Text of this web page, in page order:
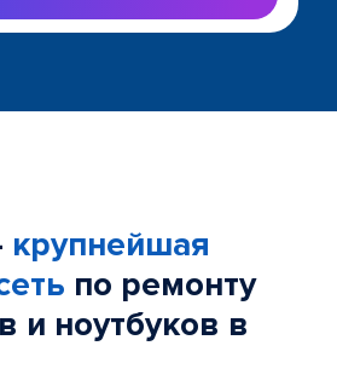
крупнейшая
по ремонту
и ноутбуков в